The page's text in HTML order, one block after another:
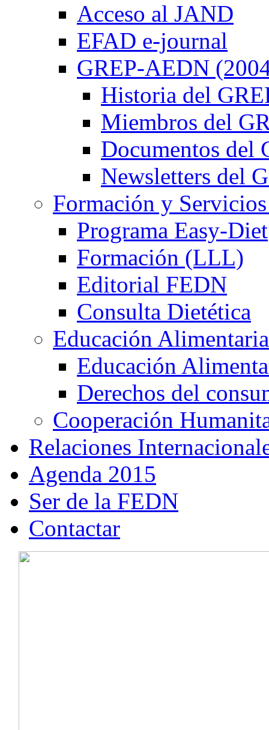
Acceso al JAND
EFAD e-journal
GREP-AEDN
Historia del
Miembros del
Documentos del
Newsletters del
Formación y
Programa Easy-Diet
Formación (LLL)
Editorial FEDN
Consulta Dietética
Educación Alimentaria
Educación
Derechos del
Cooperación
Relaciones
Agenda 2015
Ser de la FEDN
Contactar